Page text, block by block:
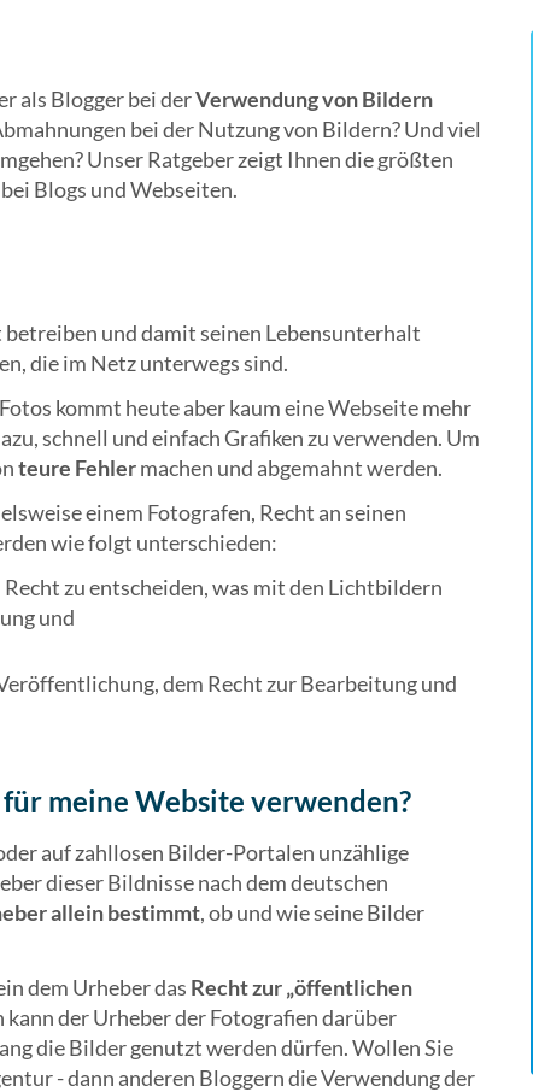
als Blogger bei derVerwendung von Bildern
bei der Nutzung von Bildern? Und viel
Unser Ratgeber zeigt Ihnen die größten
Blogs und Webseiten.
und damit seinen Lebensunterhalt
die im Netz unterwegs sind.
kommt heute aber kaum eine Webseite mehr
schnell und einfach Grafiken zu verwenden. Um
teure Fehlermachen und abgemahnt werden.
einem Fotografen, Recht an seinen
wie folgt unterschieden:
zu entscheiden, was mit den Lichtbildern
und
dem Recht zur Bearbeitung und
meine Website verwenden?
auf zahllosen Bilder-Portalen unzählige
dieser Bildnisse nach dem deutschen
allein bestimmt, ob und wie seine Bilder
dem Urheber das Recht zur „öffentlichen
der Urheber der Fotografien darüber
die Bilder genutzt werden dürfen. Wollen Sie
- dann anderen Bloggern die Verwendung der